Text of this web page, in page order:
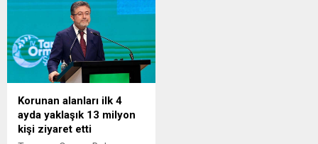
Korunan alanları ilk 4
ayda yaklaşık 13 milyon
kişi ziyaret etti